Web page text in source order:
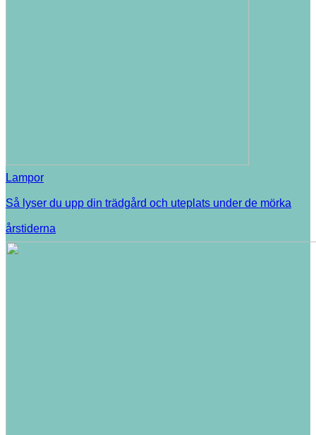
Lampor
Så lyser du upp din trädgård och uteplats under de mörka
årstiderna